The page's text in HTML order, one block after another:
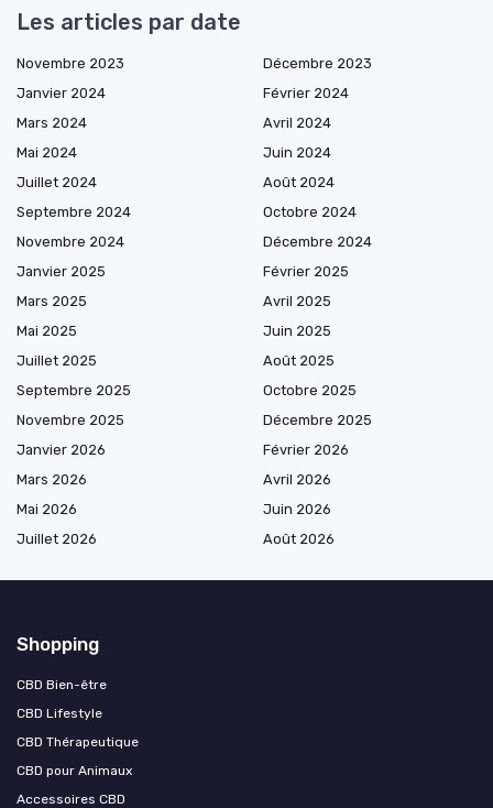
Les articles par date
Novembre 2023
Décembre 2023
Janvier 2024
Février 2024
Mars 2024
Avril 2024
Mai 2024
Juin 2024
Juillet 2024
Août 2024
Septembre 2024
Octobre 2024
Novembre 2024
Décembre 2024
Janvier 2025
Février 2025
Mars 2025
Avril 2025
Mai 2025
Juin 2025
Juillet 2025
Août 2025
Septembre 2025
Octobre 2025
Novembre 2025
Décembre 2025
Janvier 2026
Février 2026
Mars 2026
Avril 2026
Mai 2026
Juin 2026
Juillet 2026
Août 2026
Shopping
CBD Bien-être
CBD Lifestyle
CBD Thérapeutique
CBD pour Animaux
Accessoires CBD